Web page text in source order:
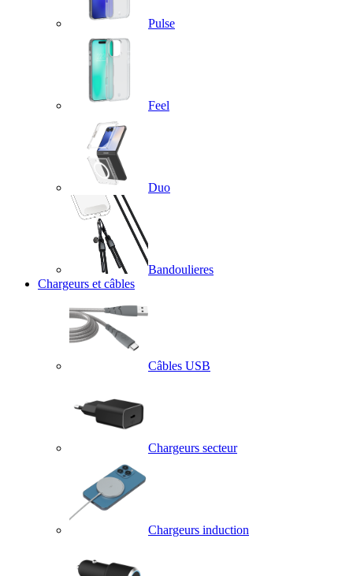
Pulse
Feel
Duo
Bandoulieres
Chargeurs et câbles
Câbles USB
Chargeurs secteur
Chargeurs induction